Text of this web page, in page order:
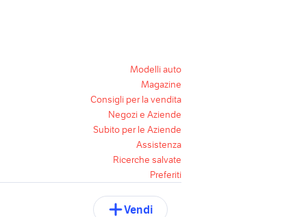
Modelli auto
Magazine
Consigli per la vendita
Negozi e Aziende
Subito per le Aziende
Assistenza
Ricerche salvate
Preferiti
Vendi